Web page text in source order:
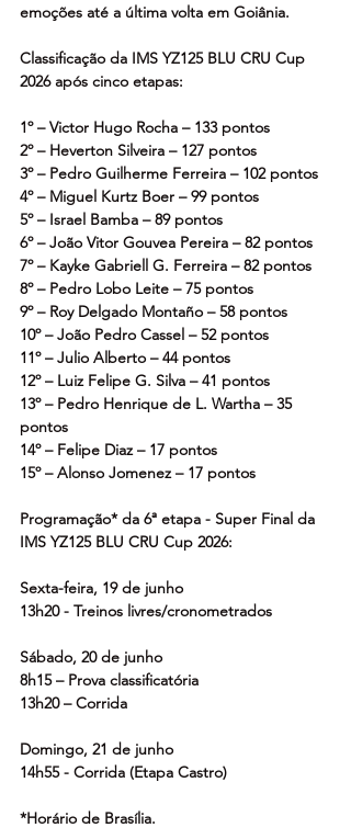
emoções até a última volta em Goiânia.
Classificação da IMS YZ125 BLU CRU Cup
2026 após cinco etapas:
1º – Victor Hugo Rocha – 133 pontos
2º – Heverton Silveira – 127 pontos
3º – Pedro Guilherme Ferreira – 102 pontos
4º – Miguel Kurtz Boer – 99 pontos
5º – Israel Bamba – 89 pontos
6º – João Vitor Gouvea Pereira – 82 pontos
7º – Kayke Gabriell G. Ferreira – 82 pontos
8º – Pedro Lobo Leite – 75 pontos
9º – Roy Delgado Montaño – 58 pontos
10º – João Pedro Cassel – 52 pontos
11º – Julio Alberto – 44 pontos
12º – Luiz Felipe G. Silva – 41 pontos
13º – Pedro Henrique de L. Wartha – 35
pontos
14º – Felipe Diaz – 17 pontos
15º – Alonso Jomenez – 17 pontos
Programação* da 6ª etapa - Super Final da
IMS YZ125 BLU CRU Cup 2026:
Sexta-feira, 19 de junho
13h20 - Treinos livres/cronometrados
Sábado, 20 de junho
8h15 – Prova classificatória
13h20 – Corrida
Domingo, 21 de junho
14h55 - Corrida (Etapa Castro)
*Horário de Brasília.